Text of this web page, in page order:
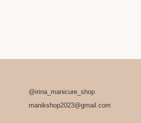
@irina_manicure_shop
manikshop2023@gmail.com